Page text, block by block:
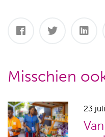
Misschien
23